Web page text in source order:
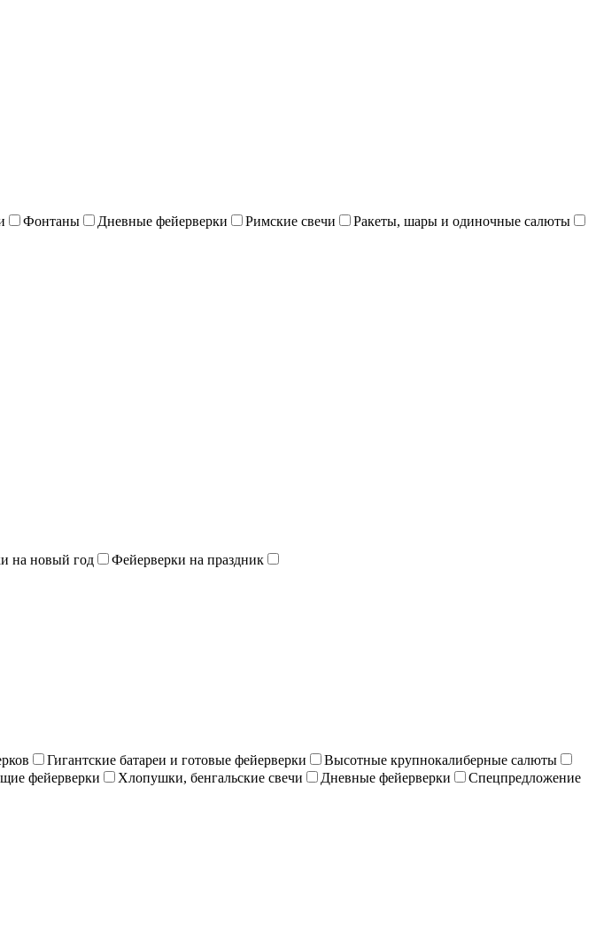
Фонтаны Дневные фейерверки Римские свечи
Ракеты, шары и одиночные салюты
на новый год
Фейерверки на праздник
Гигантские батареи и готовые фейерверки
Высотные крупнокалиберные салюты
фейерверки Хлопушки, бенгальские свечи Дневные фейерверки
Спецпредложение